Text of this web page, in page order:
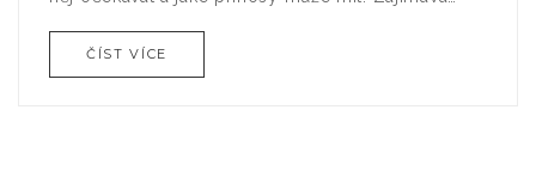
smyslových aspektů dotvářejí tento komplexní
ČÍST VÍCE